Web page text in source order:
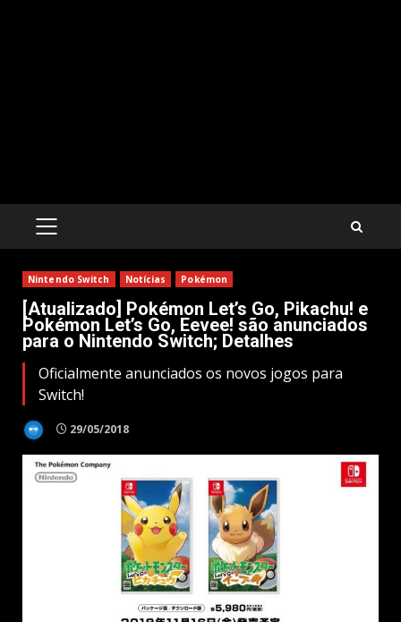
PRIMARY
Nintendo Switch Notícias Pokémon
[Atualizado] Pokémon Let’s Go, Pikachu! e
Pokémon Let’s Go, Eevee! são anunciados
para o Nintendo Switch; Detalhes
Oficialmente anunciados os novos jogos para
Switch!
29/05/2018